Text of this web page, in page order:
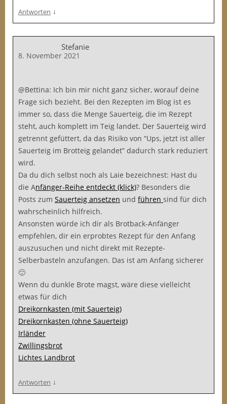
Antworten ↓
Stefanie
8. November 2021
@Bettina: Ich bin mir nicht ganz sicher, worauf deine
Frage sich bezieht. Bei den Rezepten im Blog ist es
immer so, dass die Menge Sauerteig, die im Rezept
steht, auch komplett im Teig landet. Der Sauerteig wird
getrennt gefüttert, da das Risiko von “Ups, jetzt ist aller
Sauerteig im Brotteig gelandet” dadurch stark reduziert
wird.
Da du dich selbst noch als Laie bezeichnest: Hast du
die Anfänger-Reihe entdeckt (klick)? Besonders die
Posts zum Sauerteig ansetzen und führen sind für dich
wahrscheinlich hilfreich.
Ansonsten würde ich dir als Brotback-Anfänger
empfehlen, dir ein erprobtes Rezept für den Anfang
auszusuchen und nicht direkt mit Rezepte-
Selberbasteln anzufangen. Das ist am Anfang sicherer
🙂
Wenn du dunkle Brote magst, wäre diese vielleicht
etwas für dich
Dreikornkasten (mit Sauerteig)
Dreikornkasten (ohne Sauerteig)
Irländer
Zwillingsbrot
Lichtes Landbrot
Antworten ↓